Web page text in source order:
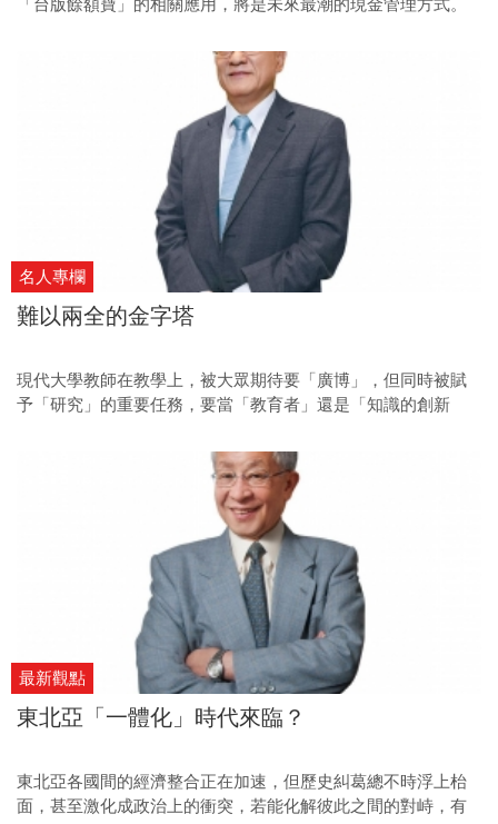
「台版餘額寶」的相關應用，將是未來最潮的現金管理方式。
名人專欄
難以兩全的金字塔
現代大學教師在教學上，被大眾期待要「廣博」，但同時被賦
予「研究」的重要任務，要當「教育者」還是「知識的創新
最新觀點
東北亞「一體化」時代來臨？
東北亞各國間的經濟整合正在加速，但歷史糾葛總不時浮上枱
面，甚至激化成政治上的衝突，若能化解彼此之間的對峙，有